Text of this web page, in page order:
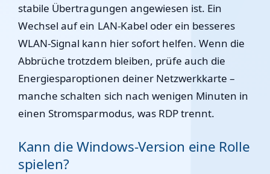
stabile Übertragungen angewiesen ist. Ein
Wechsel auf ein LAN-Kabel oder ein besseres
WLAN-Signal kann hier sofort helfen. Wenn die
Abbrüche trotzdem bleiben, prüfe auch die
Energiesparoptionen deiner Netzwerkkarte –
manche schalten sich nach wenigen Minuten in
einen Stromsparmodus, was RDP trennt.
Kann die Windows-Version eine Rolle
spielen?